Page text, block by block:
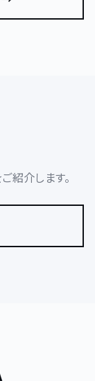
紹介します。